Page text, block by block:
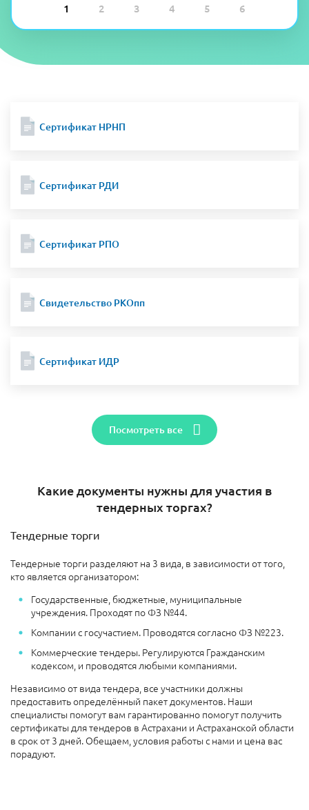
1 2 3 4 5 6
Сертификат НРНП
Сертификат РДИ
Сертификат РПО
Свидетельство РКОпп
Сертификат ИДР
Посмотреть все
Какие документы нужны для участия в
тендерных торгах?
Тендерные торги
Тендерные торги разделяют на 3 вида, в зависимости от того,
кто является организатором:
Государственные, бюджетные, муниципальные
учреждения. Проходят по ФЗ №44.
Компании с госучастием. Проводятся согласно ФЗ №223.
Коммерческие тендеры. Регулируются Гражданским
кодексом, и проводятся любыми компаниями.
Независимо от вида тендера, все участники должны
предоставить определённый пакет документов. Наши
специалисты помогут вам гарантированно помогут получить
сертификаты для тендеров в Астрахани и Астраханской области
в срок от 3 дней. Обещаем, условия работы с нами и цена вас
порадуют.